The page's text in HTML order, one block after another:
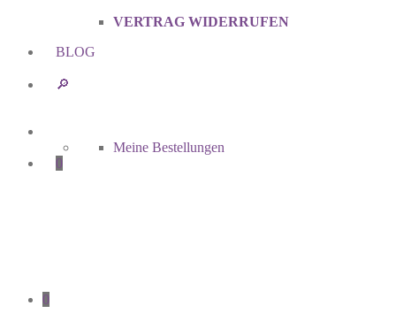
VERTRAG WIDERRUFEN
BLOG
🔎︎
Meine Bestellungen
0
0